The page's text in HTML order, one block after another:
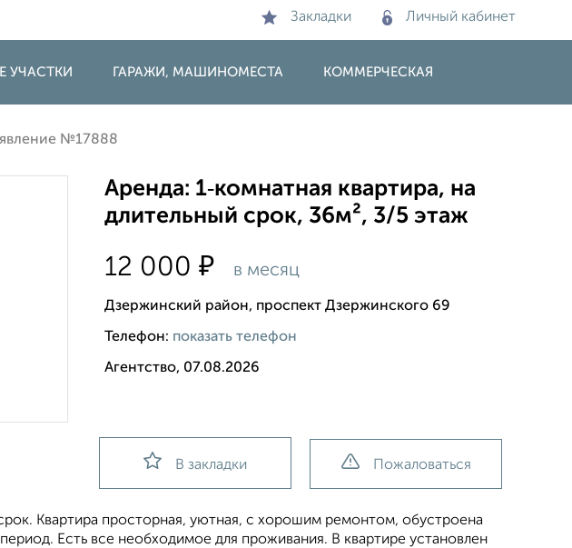
Закладки Личный кабинет
УЧАСТКИ ГАРАЖИ, МАШИНОМЕСТА КОММЕРЧЕСКАЯ
№17888
Аренда: 1‑комнатная квартира, на
длительный срок, 36м², 3/5 этаж
12 000₽ в месяц
Дзержинский район, проспект Дзержинского 69
Телефон: показать телефон
Агентство, 07.08.2026
В закладки Пожаловаться
Квартира просторная, уютная, с хорошим ремонтом, обустроена
Есть все необходимое для проживания. В квартире установлен